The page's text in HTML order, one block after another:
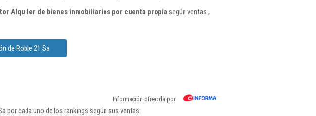
Alquiler de bienes inmobiliarios por cuenta propiasegún ventas ,
de Roble 21 Sa
Información ofrecida por
por cada uno de los rankings según sus ventas: